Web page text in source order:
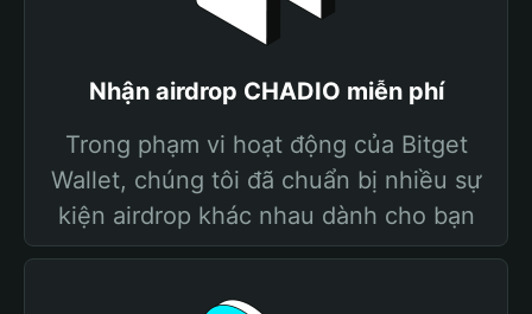
Nhận airdrop CHADIO miễn phí
Trong phạm vi hoạt động của Bitget
Wallet, chúng tôi đã chuẩn bị nhiều sự
kiện airdrop khác nhau dành cho bạn